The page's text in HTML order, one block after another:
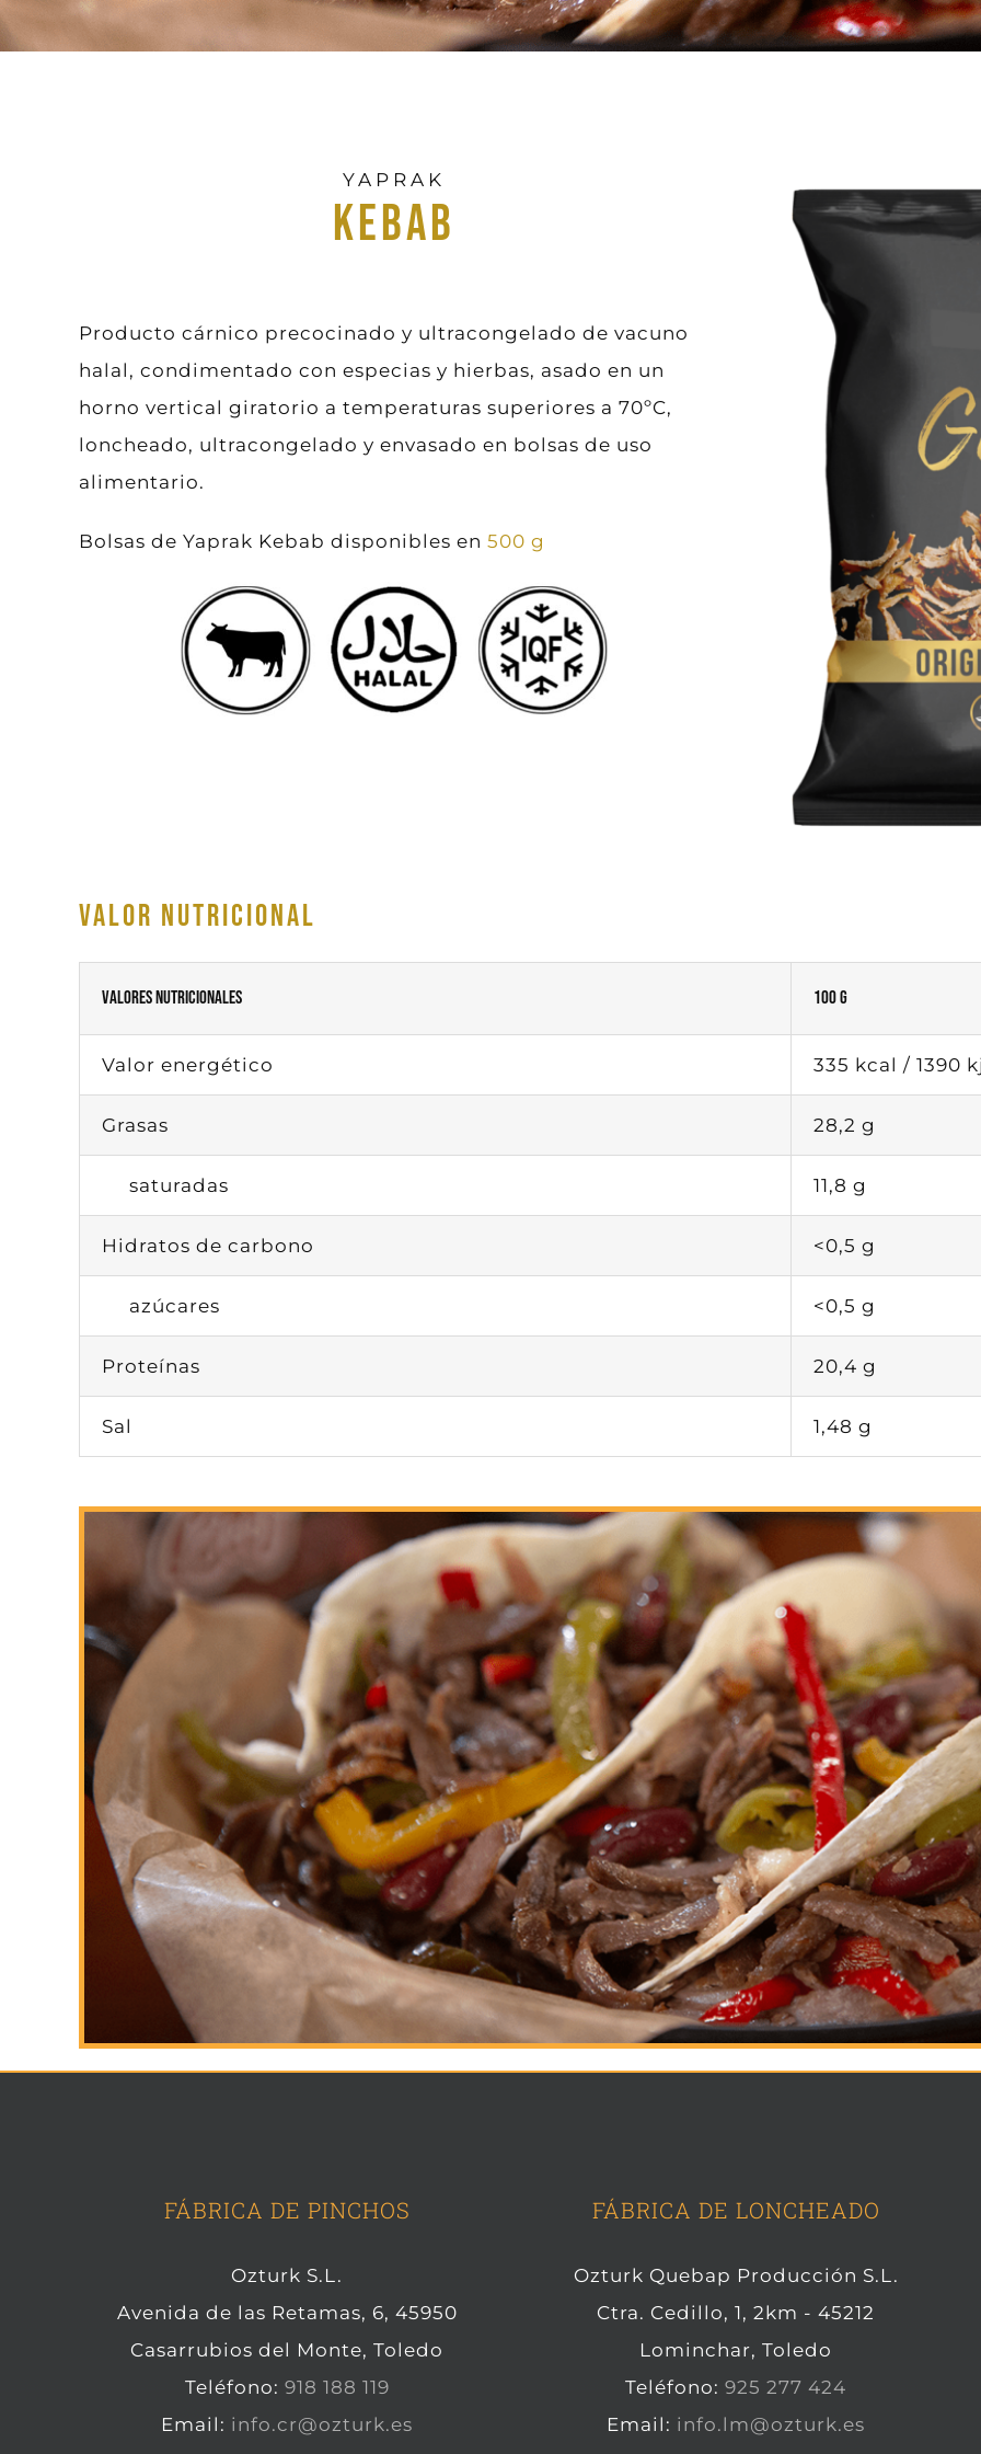
YAPRAK
KEBAB
Producto cárnico precocinado y ultracongelado de vacuno
halal, condimentado con especias y hierbas, asado en un
horno vertical giratorio a temperaturas superiores a 70ºC,
loncheado, ultracongelado y envasado en bolsas de uso
alimentario.
Bolsas de Yaprak Kebab disponibles en 500 g
VALOR NUTRICIONAL
VALORES NUTRICIONALES 100 g
Valor energético 335 kcal / 1390
Grasas 28,2 g
saturadas 11,8 g
Hidratos de carbono <0,5 g
azúcares <0,5 g
Proteínas 20,4 g
Sal 1,48 g
FÁBRICA DE PINCHOS
Ozturk S.L.
Avenida de las Retamas, 6, 45950
Casarrubios del Monte, Toledo
Teléfono: 918 188 119
Email: info.cr@ozturk.es
FÁBRICA DE LONCHEADO
Ozturk Quebap Producción S.L.
Ctra. Cedillo, 1, 2km - 45212
Lominchar, Toledo
Teléfono: 925 277 424
Email: info.lm@ozturk.es